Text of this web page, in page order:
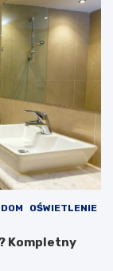
DOM
OŚWIETLENIE
Kompletny